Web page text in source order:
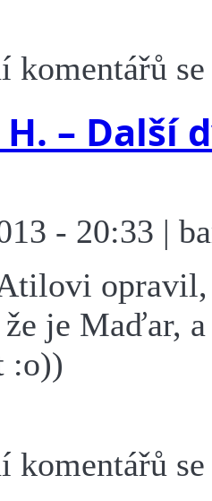
komentářů
– Další
- 20:33 |
opravil,
je Maďar,
:o))
komentářů